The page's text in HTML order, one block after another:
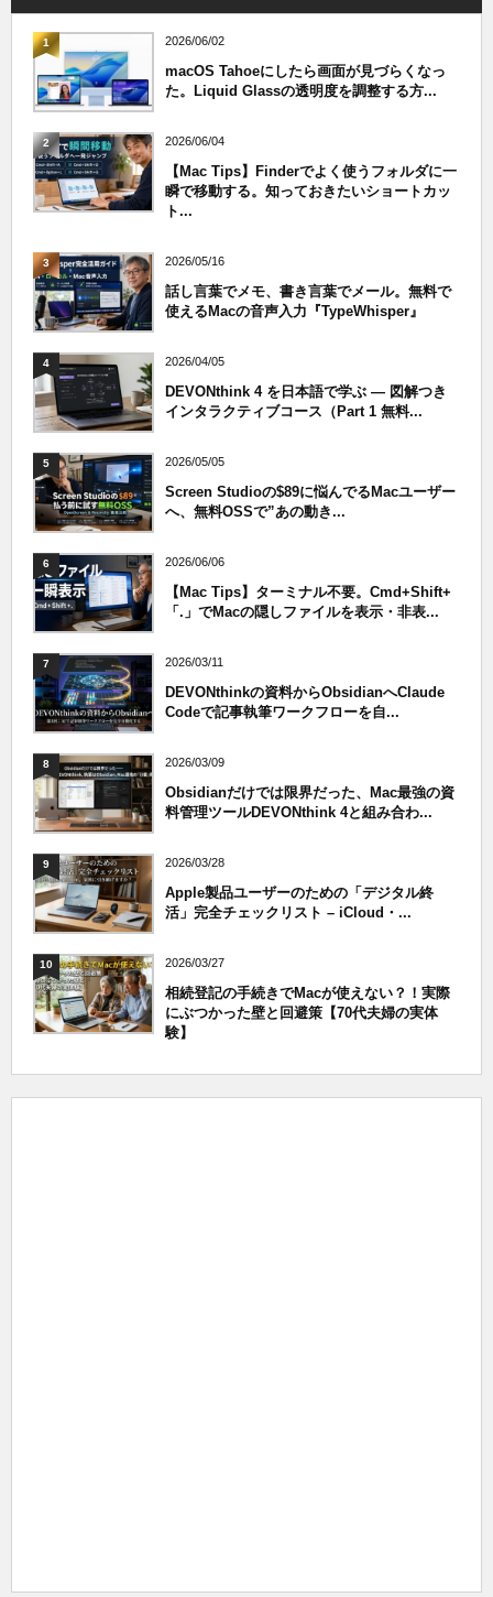
1 2026/06/02
macOS Tahoeにしたら画面が見づらくなっ
た。Liquid Glassの透明度を調整する方...
2 2026/06/04
【Mac Tips】Finderでよく使うフォルダに一
瞬で移動する。知っておきたいショートカッ
ト...
3 2026/05/16
話し言葉でメモ、書き言葉でメール。無料で
使えるMacの音声入力『TypeWhisper』
4 2026/04/05
DEVONthink 4 を日本語で学ぶ — 図解つき
インタラクティブコース（Part 1 無料...
5 2026/05/05
Screen Studioの$89に悩んでるMacユーザー
へ、無料OSSで”あの動き...
6 2026/06/06
【Mac Tips】ターミナル不要。Cmd+Shift+
「.」でMacの隠しファイルを表示・非表...
7 2026/03/11
DEVONthinkの資料からObsidianへClaude
Codeで記事執筆ワークフローを自...
8 2026/03/09
Obsidianだけでは限界だった、Mac最強の資
料管理ツールDEVONthink 4と組み合わ...
9 2026/03/28
Apple製品ユーザーのための「デジタル終
活」完全チェックリスト – iCloud・...
10 2026/03/27
相続登記の手続きでMacが使えない？！実際
にぶつかった壁と回避策【70代夫婦の実体
験】